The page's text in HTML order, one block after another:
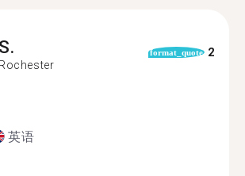
S.
Rochester
format_quote 2
英语